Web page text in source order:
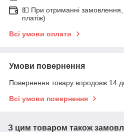
💵 При отриманні
платіж)
Всі умови оплати
Умови повернення
Повернення товару впродовж 14
Всі умови повернення
З цим товаром також